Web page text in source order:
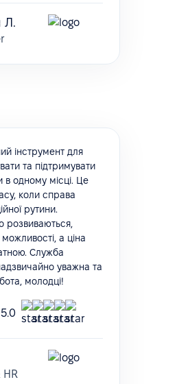
Л.
інструмент для
та підтримувати
в одному місці. Це
коли справа
рутини.
розвиваються,
а ціна
Служба
уважна та
молодці!
5.0